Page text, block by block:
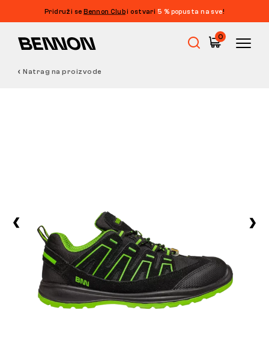
Pridruži seBennon Clubi ostvari 5 % popusta na sve!
0
Obuća za slobodno vrijeme
Tactical
Natrag na proizvode